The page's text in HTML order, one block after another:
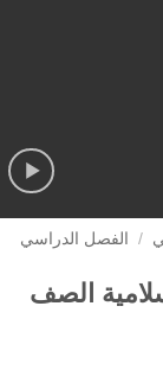
/
الفصل الدراسي
الصف